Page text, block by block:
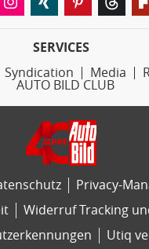
SERVICES
Syndication Media
AUTO BILD CLUB
Privacy-
Widerruf Tracking
Utiq